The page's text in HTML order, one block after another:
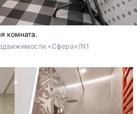
комната.
«Сфера»/N1